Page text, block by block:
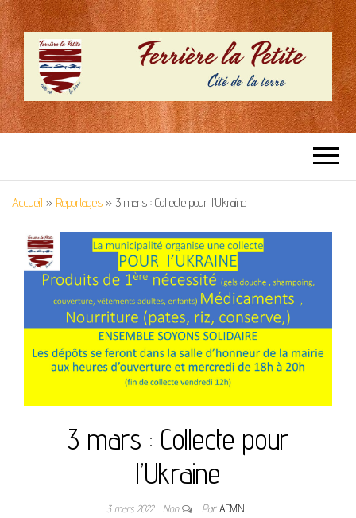
SITE OFFICIEL –
FERRIERE LA
PETITE
Cité de la terre
Accueil » Reportages » 3 mars : Collecte pour l’Ukraine
3 mars : Collecte pour
l’Ukraine
3 mars 2022 Non ParADMIN